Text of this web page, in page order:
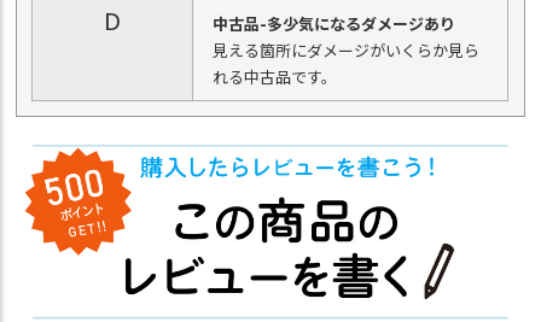
D
中古品-多少気になるダメージあり
見える箇所にダメージがいくらか見ら
れる中古品です。